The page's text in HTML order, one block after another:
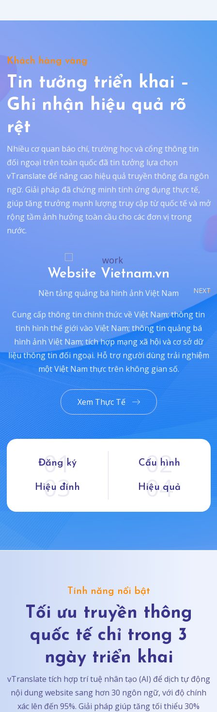
Khách hàng vàng
Tin tưởng triển khai –
Ghi nhận hiệu quả rõ
rệt
Nhiều cơ quan báo chí, trường học và cổng thông tin
đối ngoại trên toàn quốc đã tin tưởng lựa chọn
vTranslate để nâng cao hiệu quả truyền thông đa ngôn
ngữ. Giải pháp đã chứng minh tính ứng dụng thực tế,
giúp tăng trưởng mạnh lượng truy cập từ quốc tế và mở
rộng tầm ảnh hưởng toàn cầu cho các đơn vị trong
nước.
Website Vietnam.vn
Nền tảng quảng bá hình ảnh Việt Nam
Cung cấp thông tin chính thức về Việt Nam; thông tin
tình hình thế giới vào Việt Nam; thông tin quảng bá
hình ảnh Việt Nam; tích hợp mạng xã hội và cơ sở dữ
liệu thông tin đối ngoại. Hỗ trợ người dùng trải nghiệm
một Việt Nam thực trên không gian số.
Xem Thực Tế
NEXT
01
Đăng ký 02
Cấu hình
03
Hiệu đính 04
Hiệu quả
Tính năng nổi bật
Tối ưu truyền thông
quốc tế chỉ trong 3
ngày triển khai
vTranslate tích hợp trí tuệ nhân tạo (AI) để dịch tự động
nội dung website sang hơn 30 ngôn ngữ, với độ chính
xác lên đến 95%. Giải pháp giúp tăng tối thiểu 30%